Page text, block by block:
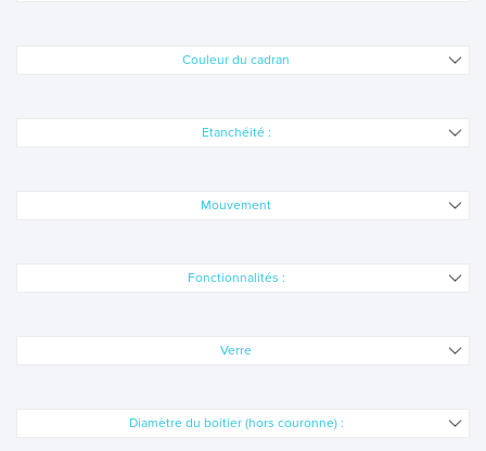
SWAROVSKI
CARTES CADEAUX
Couleur du cadran
Etanchéité :
Mouvement
Fonctionnalités :
Verre
Diamètre du boitier (hors couronne) :